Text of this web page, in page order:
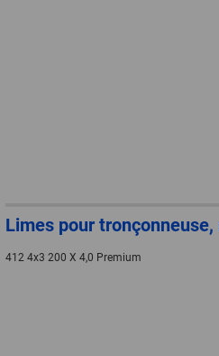
Limes pour tronçonneuse,
412 4x3 200 X 4,0 Premium